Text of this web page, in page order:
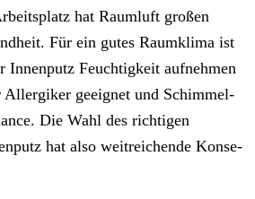
hat Raumluft großen
Für ein gutes Raumklima ist
Innenputz Feuchtigkeit auf­nehmen
geeignet und Schimmel­
Die Wahl des richtigen
hat also weit­reichende Konse­